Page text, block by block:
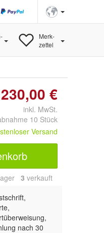
Merk-
zettel
230,00 €
inkl. MwSt.
10 Stück
Versand
3 verkauft
nach 30